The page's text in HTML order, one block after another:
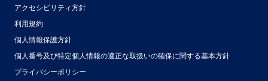
アクセシビリティ方針
利用規約
個人情報保護方針
個人番号及び特定個人情報の適正な取扱いの確保に関する基本方針
プライバシーポリシー